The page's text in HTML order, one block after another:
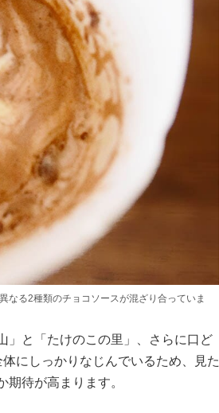
なる2種類のチョコソースが混ざり合っていま
」と「たけのこの里」、さらに口ど
にしっかりなじんでいるため、見た
待が高まります。